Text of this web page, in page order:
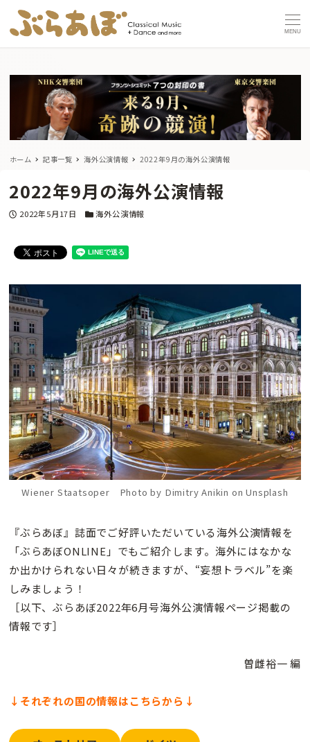
MENU
ホーム 記事一覧 海外公演情報 2022年9月の海外公演情報
2022年9月の海外公演情報
投稿日
2022年5月17日 カテゴリー
海外公演情報
Wiener Staatsoper Photo by Dimitry Anikin on Unsplash
『ぶらあぼ』誌面でご好評いただいている海外公演情報を
「ぶらあぼONLINE」でもご紹介します。海外にはなかな
か出かけられない日々が続きますが、“妄想トラベル”を楽
しみましょう！
［以下、ぶらあぼ2022年6月号海外公演情報ページ掲載の
情報です］
曽雌裕一 編
↓それぞれの国の情報はこちらから↓